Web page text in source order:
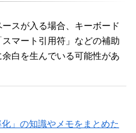
スが入る場合、キーボード
マート引用符」などの補助
白を生んでいる可能性があ
」の知識やメモをまとめた